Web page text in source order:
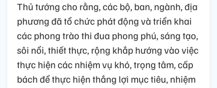
Thủ tướng cho rằng, các bộ, ban, ngành, địa
phương đã tổ chức phát động và triển khai
các phong trào thi đua phong phú, sáng tạo,
sôi nổi, thiết thực, rộng khắp hướng vào việc
thực hiện các nhiệm vụ khó, trọng tâm, cấp
bách để thực hiện thắng lợi mục tiêu, nhiệm